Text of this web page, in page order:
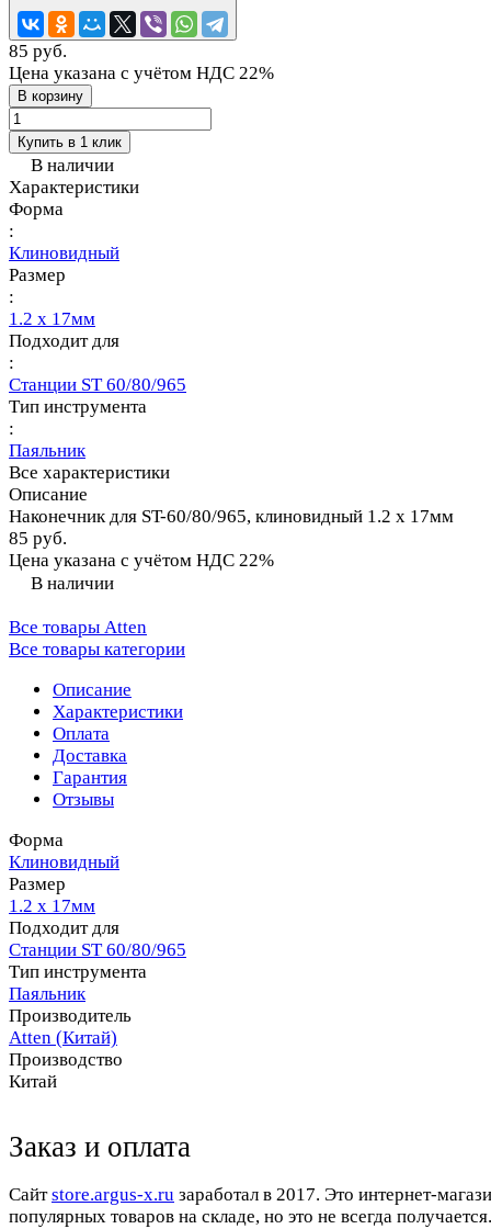
85 руб.
Цена указана с учётом НДС 22%
В корзину
Купить в 1 клик
В наличии
Характеристики
Форма
:
Клиновидный
Размер
:
1.2 х 17мм
Подходит для
:
Станции ST 60/80/965
Тип инструмента
:
Паяльник
Все характеристики
Описание
Наконечник для ST-60/80/965, клиновидный 1.2 х 17мм
85 руб.
Цена указана с учётом НДС 22%
В наличии
Все товары Atten
Все товары категории
Описание
Характеристики
Оплата
Доставка
Гарантия
Отзывы
Форма
Клиновидный
Размер
1.2 х 17мм
Подходит для
Станции ST 60/80/965
Тип инструмента
Паяльник
Производитель
Atten (Китай)
Производство
Китай
Заказ и оплата
Cайтstore.argus-x.ru заработал в 2017. Это интернет-
популярных товаров на складе, но это не всегда